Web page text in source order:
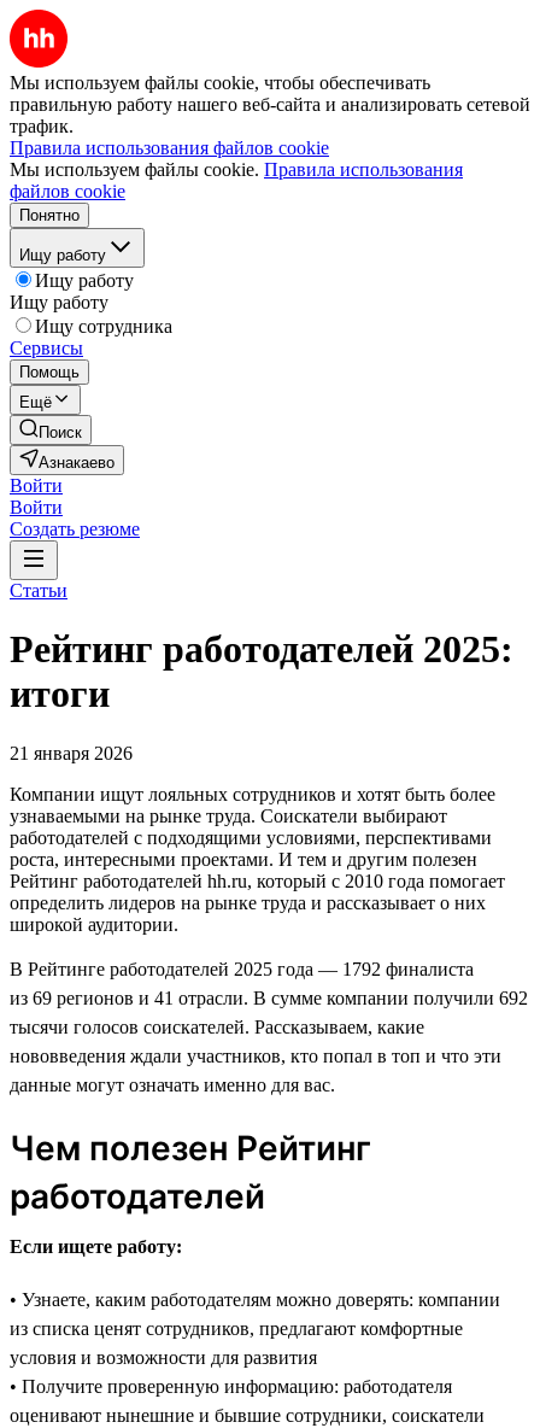
Мы используем файлы cookie, чтобы обеспечивать
правильную работу нашего веб-сайта и анализировать сетевой
трафик.
Правила использования файлов cookie
Мы используем файлы cookie. Правила использования
файлов cookie
Понятно
Ищу работу
Ищу работу
Ищу работу
Ищу сотрудника
Сервисы
Помощь
Ещё
Поиск
Азнакаево
Войти
Войти
Создать резюме
Статьи
Рейтинг работодателей 2025:
итоги
21 января 2026
Компании ищут лояльных сотрудников и хотят быть более
узнаваемыми на рынке труда. Соискатели выбирают
работодателей с подходящими условиями, перспективами
роста, интересными проектами. И тем и другим полезен
Рейтинг работодателей hh.ru, который с 2010 года помогает
определить лидеров на рынке труда и рассказывает о них
широкой аудитории.
В Рейтинге работодателей 2025 года — 1792 финалиста
из 69 регионов и 41 отрасли. В сумме компании получили 692
тысячи голосов соискателей. Рассказываем, какие
нововведения ждали участников, кто попал в топ и что эти
данные могут означать именно для вас.
Чем полезен Рейтинг
работодателей
Если ищете работу:
• Узнаете, каким работодателям можно доверять: компании
из списка ценят сотрудников, предлагают комфортные
условия и возможности для развития
• Получите проверенную информацию: работодателя
оценивают нынешние и бывшие сотрудники, соискатели